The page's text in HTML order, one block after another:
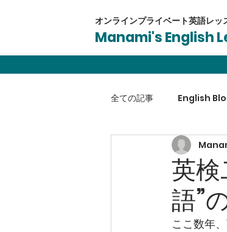
オンラインプライベート​英語レッ
Manami's English
全ての記事 English
受験対策
英
語”
ここ数年